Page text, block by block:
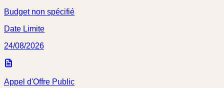
Budget non spécifié
Date Limite
24/08/2026
Appel d'Offre Public